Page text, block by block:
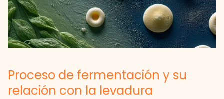
Proceso de fermentación y su
relación con la levadura